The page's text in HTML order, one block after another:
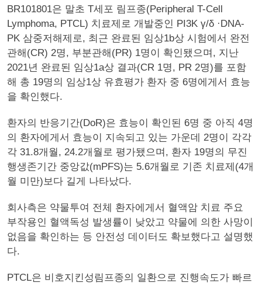
BR101801은 말초 T세포 림프종(Peripheral T-Cell
Lymphoma, PTCL) 치료제로 개발중인 PI3K γ/δ ·DNA-
PK 삼중저해제로, 최근 완료된 임상1b상 시험에서 완전
관해(CR) 2명, 부분관해(PR) 1명이 확인됐으며, 지난
2021년 완료된 임상1a상 결과(CR 1명, PR 2명)를 포함
해 총 19명의 임상1상 유효평가 환자 중 6명에게서 효능
을 확인했다.
환자의 반응기간(DoR)은 효능이 확인된 6명 중 아직 4명
의 환자에게서 효능이 지속되고 있는 가운데 2명이 각각
각 31.8개월, 24.2개월로 평가됐으며, 환자 19명의 무진
행생존기간 중앙값(mPFS)는 5.6개월로 기존 치료제(4개
월 미만)보다 길게 나타났다.
회사측은 약물투여 전체 환자에게서 혈액암 치료 주요
부작용인 혈액독성 발생률이 낮았고 약물에 의한 사망이
없음을 확인하는 등 안전성 데이터도 확보했다고 설명했
다.
PTCL은 비호지킨성림프종의 일환으로 진행속도가 빠르